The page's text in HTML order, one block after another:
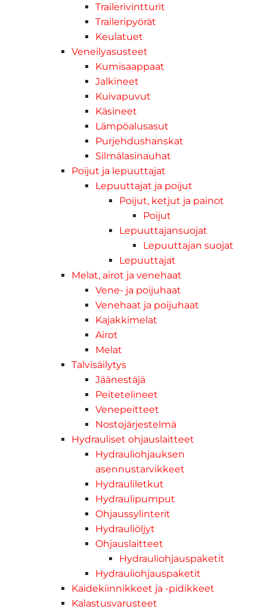
Trailerivintturit
Traileripyörät
Keulatuet
Veneilyasusteet
Kumisaappaat
Jalkineet
Kuivapuvut
Käsineet
Lämpöalusasut
Purjehdushanskat
Silmälasinauhat
Poijut ja lepuuttajat
Lepuuttajat ja poijut
Poijut, ketjut ja painot
Poijut
Lepuuttajansuojat
Lepuuttajan suojat
Lepuuttajat
Melat, airot ja venehaat
Vene- ja poijuhaat
Venehaat ja poijuhaat
Kajakkimelat
Airot
Melat
Talvisäilytys
Jäänestäjä
Peitetelineet
Venepeitteet
Nostojärjestelmä
Hydrauliset ohjauslaitteet
Hydrauliohjauksen
asennustarvikkeet
Hydrauliletkut
Hydraulipumput
Ohjaussylinterit
Hydrauliöljyt
Ohjauslaitteet
Hydrauliohjauspaketit
Hydrauliohjauspaketit
Kaidekiinnikkeet ja -pidikkeet
Kalastusvarusteet